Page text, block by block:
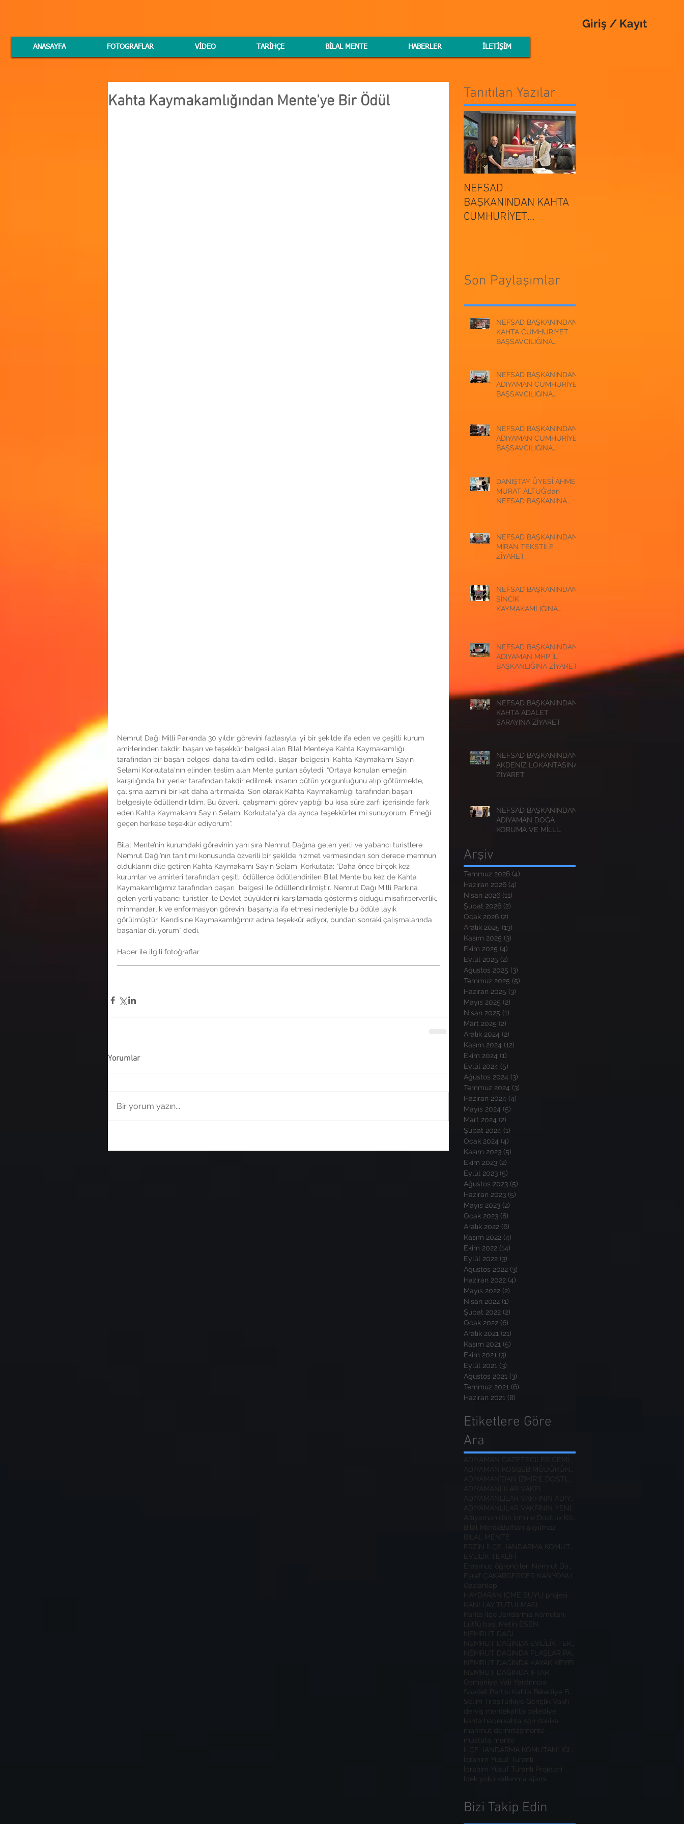
ANASAYFA FOTOGRAFLAR VİDEO TARİHÇE BİLAL MENTE HABERLER İLETİŞİM
Giriş / Kayıt
Kahta Kaymakamlığından Mente'ye Bir Ödül
Nemrut Dağı Milli Parkında 30 yıldır görevini fazlasıyla iyi bir şekilde ifa eden ve çeşitli kurum
amirlerinden takdir, başarı ve teşekkür belgesi alan Bilal Mente’ye Kahta Kaymakamlığı
tarafından bir başarı belgesi daha takdim edildi. Başarı belgesini Kahta Kaymakamı Sayın
Selami Korkutata'nın elinden teslim alan Mente şunları söyledi; “Ortaya konulan emeğin
karşılığında bir yerler tarafından takdir edilmek insanın bütün yorgunluğunu alıp götürmekte,
çalışma azmini bir kat daha artırmakta. Son olarak Kahta Kaymakamlığı tarafından başarı
belgesiyle ödüllendirildim. Bu özverili çalışmamı görev yaptığı bu kısa süre zarfı içerisinde fark
eden Kahta Kaymakamı Sayın Selami Korkutata'ya da ayrıca teşekkürlerimi sunuyorum. Emeği
geçen herkese teşekkür ediyorum”.
Bilal Mente’nin kurumdaki görevinin yanı sıra Nemrut Dağına gelen yerli ve yabancı turistlere
Nemrut Dağı’nın tanıtımı konusunda özverili bir şekilde hizmet vermesinden son derece memnun
olduklarını dile getiren Kahta Kaymakamı Sayın Selami Korkutata; “Daha önce birçok kez
kurumlar ve amirleri tarafından çeşitli ödüllerce ödüllendirilen Bilal Mente bu kez de Kahta
Kaymakamlığımız tarafından başarı  belgesi ile ödüllendirilmiştir. Nemrut Dağı Milli Parkına
gelen yerli yabancı turistler ile Devlet büyüklerini karşılamada göstermiş olduğu misafirperverlik,
mihmandarlık ve enformasyon görevini başarıyla ifa etmesi nedeniyle bu ödüle layık
görülmüştür. Kendisine Kaymakamlığımız adına teşekkür ediyor, bundan sonraki çalışmalarında
başarılar diliyorum” dedi.
Haber ile ilgili fotoğraflar
Yorumlar
Bir yorum yazın...
Tanıtılan Yazılar
NEFSAD
BAŞKANINDAN KAHTA
CUMHURİYET
Son Paylaşımlar
NEFSAD BAŞKANINDAN
KAHTA CUMHURİYET
BAŞSAVCILIĞINA
NEFSAD BAŞKANINDAN
ADIYAMAN CUMHURİYET
BAŞSAVCILIĞINA
NEFSAD BAŞKANINDAN
ADIYAMAN CUMHURİYET
BAŞSAVCILIĞINA
DANIŞTAY ÜYESİ AHMET
MURAT ALTUĞ’dan
NEFSAD BAŞKANINA
NEFSAD BAŞKANINDAN
MİRAN TEKSTİLE
ZİYARET
NEFSAD BAŞKANINDAN
SİNCİK
KAYMAKAMLIĞINA
NEFSAD BAŞKANINDAN
ADIYAMAN MHP İL
BAŞKANLIĞINA ZİYARET
NEFSAD BAŞKANINDAN
KAHTA ADALET
SARAYINA ZİYARET
NEFSAD BAŞKANINDAN
AKDENİZ LOKANTASINA
ZİYARET
NEFSAD BAŞKANINDAN
ADIYAMAN DOĞA
KORUMA VE MİLLİ
Arşiv
Temmuz 2026 (4)
Haziran 2026 (4)
Nisan 2026 (11)
Şubat 2026 (2)
Ocak 2026 (2)
Aralık 2025 (13)
Kasım 2025 (3)
Ekim 2025 (4)
Eylül 2025 (2)
Ağustos 2025 (3)
Temmuz 2025 (5)
Haziran 2025 (3)
Mayıs 2025 (2)
Nisan 2025 (1)
Mart 2025 (2)
Aralık 2024 (2)
Kasım 2024 (12)
Ekim 2024 (1)
Eylül 2024 (5)
Ağustos 2024 (3)
Temmuz 2024 (3)
Haziran 2024 (4)
Mayıs 2024 (5)
Mart 2024 (2)
Şubat 2024 (1)
Ocak 2024 (4)
Kasım 2023 (5)
Ekim 2023 (2)
Eylül 2023 (5)
Ağustos 2023 (5)
Haziran 2023 (5)
Mayıs 2023 (2)
Ocak 2023 (8)
Aralık 2022 (6)
Kasım 2022 (4)
Ekim 2022 (14)
Eylül 2022 (3)
Ağustos 2022 (3)
Haziran 2022 (4)
Mayıs 2022 (2)
Nisan 2022 (1)
Şubat 2022 (2)
Ocak 2022 (6)
Aralık 2021 (21)
Kasım 2021 (5)
Ekim 2021 (3)
Eylül 2021 (3)
Ağustos 2021 (3)
Temmuz 2021 (6)
Haziran 2021 (8)
Etiketlere Göre
Ara
ADIYAMANLILAR VAKFI
Bilal Mente
Burhan akyılmaz
BİLAL MENTE
EVLİLİK TEKLİFİ
Eşref ÇAKARGERGER KANYONU
Gaziantep
HAYDARAN İÇME SUYU projesi
KANLI AY TUTULMASI
Kahta İlçe Jandarma Komutanı
Lütfü başliMetin ESEN
NEMRUT DAĞI
NEMRUT DAĞINDA KAYAK KEYFİ
NEMRUT DAĞINDA İFTAR
Osmaniye Vali Yardımcısı
Selim TıraşTürkiye Gençlik Vakfı
derviş mente
kahta belediye
kahta haber kahta son dakika
mahmut demirtaşmente
mustafa mente
İbrahim Yusuf Turanlı
İbrahim Yusuf Turanlı Projeleri
İpek yoku kalkınma ajansı
Bizi Takip Edin